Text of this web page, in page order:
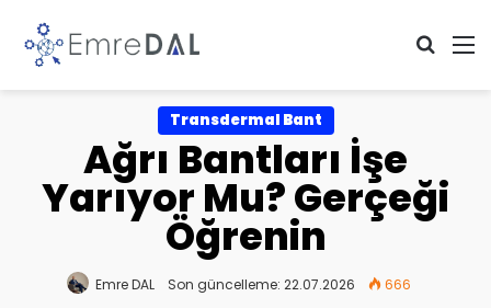
Transdermal Bant
Ağrı Bantları İşe
Yarıyor Mu? Gerçeği
Öğrenin
Emre DAL Son güncelleme: 22.07.2026
666